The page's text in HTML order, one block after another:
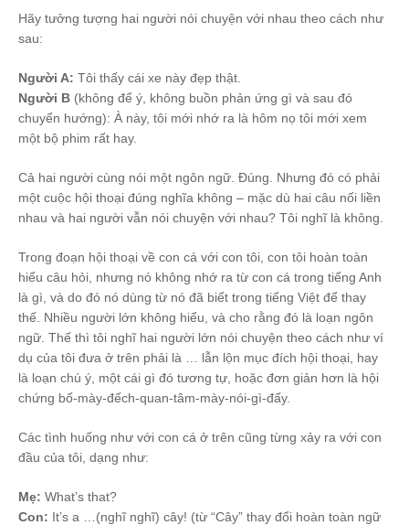
Hãy tưởng tượng hai người nói chuyện với nhau theo cách như
sau:
Người A: Tôi thấy cái xe này đẹp thật.
Người B (không để ý, không buồn phản ứng gì và sau đó
chuyển hướng): À này, tôi mới nhớ ra là hôm nọ tôi mới xem
một bộ phim rất hay.
Cả hai người cùng nói một ngôn ngữ. Đúng. Nhưng đó có phải
một cuộc hội thoại đúng nghĩa không – mặc dù hai câu nối liền
nhau và hai người vẫn nói chuyện với nhau? Tôi nghĩ là không.
Trong đoạn hội thoại về con cá với con tôi, con tôi hoàn toàn
hiểu câu hỏi, nhưng nó không nhớ ra từ con cá trong tiếng Anh
là gì, và do đó nó dùng từ nó đã biết trong tiếng Việt để thay
thế. Nhiều người lớn không hiểu, và cho rằng đó là loạn ngôn
ngữ. Thế thì tôi nghĩ hai người lớn nói chuyện theo cách như ví
dụ của tôi đưa ở trên phải là … lẫn lộn mục đích hội thoại, hay
là loạn chú ý, một cái gì đó tương tự, hoặc đơn giản hơn là hội
chứng bố-mày-đếch-quan-tâm-mày-nói-gì-đấy.
Các tình huống như với con cá ở trên cũng từng xảy ra với con
đầu của tôi, dạng như:
Mẹ: What’s that?
Con: It’s a …(nghĩ nghĩ) cây! (từ “Cây” thay đổi hoàn toàn ngữ